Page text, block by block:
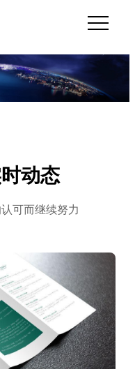
动态
可而继续努力